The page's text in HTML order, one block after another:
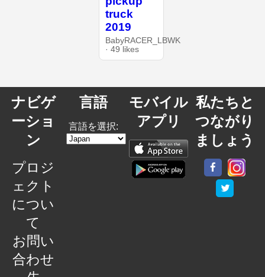
truck
2019
BabyRACER_LBWK
· 49 likes
ナビゲ
ーショ
ン
プロジ
ェクト
につい
て
お問い
合わせ
言語
言語を選択:
モバイル
アプリ
私たちと
つながり
ましょう